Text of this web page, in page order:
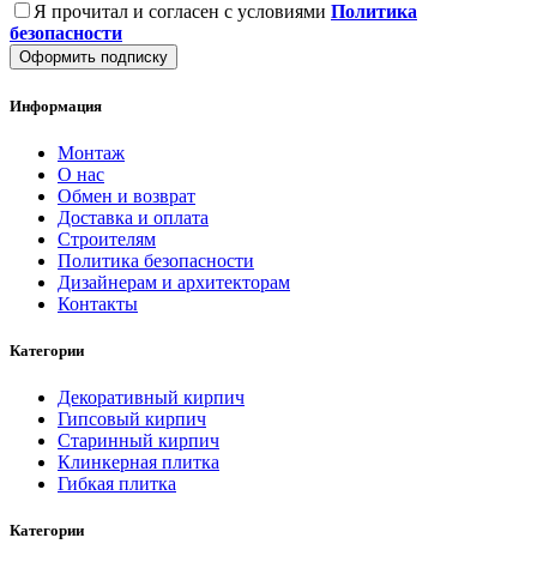
Я прочитал и согласен с условиями Политика
безопасности
Оформить подписку
Информация
Монтаж
О нас
Обмен и возврат
Доставка и оплата
Строителям
Политика безопасности
Дизайнерам и архитекторам
Контакты
Категории
Декоративный кирпич
Гипсовый кирпич
Старинный кирпич
Клинкерная плитка
Гибкая плитка
Категории